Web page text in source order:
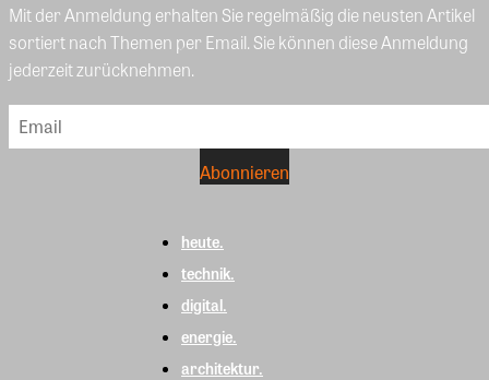
Mit der Anmeldung erhalten Sie regelmäßig die neusten Artikel
sortiert nach Themen per Email. Sie können diese Anmeldung
jederzeit zurücknehmen.
heute.
technik.
digital.
energie.
architektur.